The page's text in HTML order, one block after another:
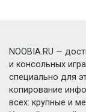
NOOBIA.RU —
и консольных
специально для
копирование
всех: крупные и